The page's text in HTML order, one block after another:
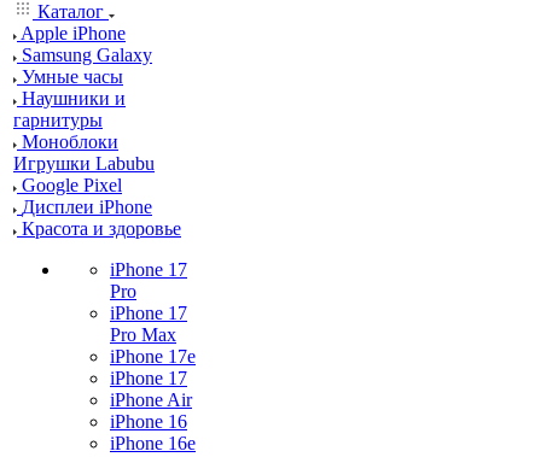
Каталог
Apple iPhone
Samsung Galaxy
Умные часы
Наушники и
гарнитуры
Моноблоки
Игрушки Labubu
Google Pixel
Дисплеи iPhone
Красота и здоровье
iPhone 17
Pro
iPhone 17
Pro Max
iPhone 17e
iPhone 17
iPhone Air
iPhone 16
iPhone 16e